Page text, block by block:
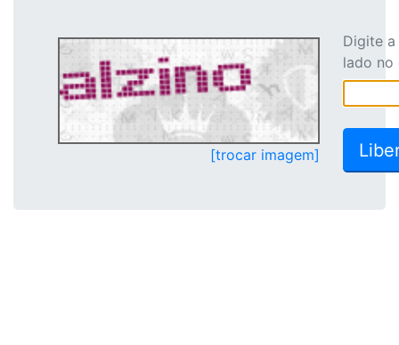
[trocar imagem]
Digite
lado no